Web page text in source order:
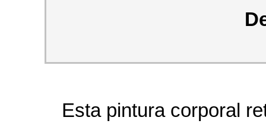
Esta pintura corporal